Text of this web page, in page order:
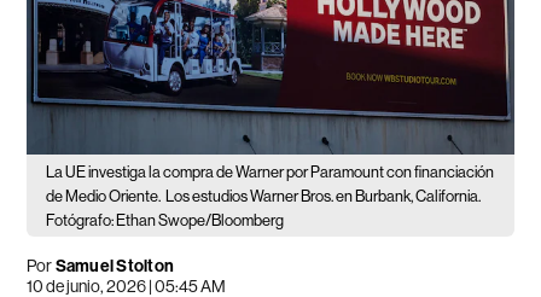
La UE investiga la compra de Warner por Paramount con financiación
de Medio Oriente.
Los estudios Warner Bros. en Burbank, California.
Fotógrafo: Ethan Swope/Bloomberg
PorSamuel Stolton
10 de junio, 2026 | 05:45 AM